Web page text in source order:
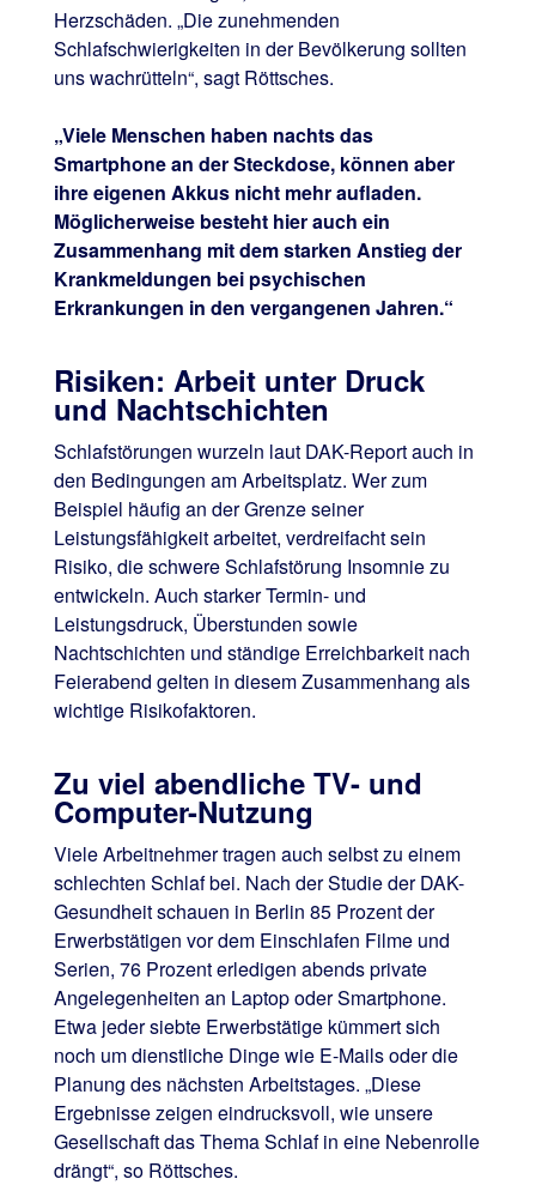
Herzschäden. „Die zunehmenden
Schlafschwierigkeiten in der Bevölkerung sollten
uns wachrütteln“, sagt Röttsches.
„Viele Menschen haben nachts das
Smartphone an der Steckdose, können aber
ihre eigenen Akkus nicht mehr aufladen.
Möglicherweise besteht hier auch ein
Zusammenhang mit dem starken Anstieg der
Krankmeldungen bei psychischen
Erkrankungen in den vergangenen Jahren.“
Risiken: Arbeit unter Druck
und Nachtschichten
Schlafstörungen wurzeln laut DAK-Report auch in
den Bedingungen am Arbeitsplatz. Wer zum
Beispiel häufig an der Grenze seiner
Leistungsfähigkeit arbeitet, verdreifacht sein
Risiko, die schwere Schlafstörung Insomnie zu
entwickeln. Auch starker Termin- und
Leistungsdruck, Überstunden sowie
Nachtschichten und ständige Erreichbarkeit nach
Feierabend gelten in diesem Zusammenhang als
wichtige Risikofaktoren.
Zu viel abendliche TV- und
Computer-Nutzung
Viele Arbeitnehmer tragen auch selbst zu einem
schlechten Schlaf bei. Nach der Studie der DAK-
Gesundheit schauen in Berlin 85 Prozent der
Erwerbstätigen vor dem Einschlafen Filme und
Serien, 76 Prozent erledigen abends private
Angelegenheiten an Laptop oder Smartphone.
Etwa jeder siebte Erwerbstätige kümmert sich
noch um dienstliche Dinge wie E-Mails oder die
Planung des nächsten Arbeitstages. „Diese
Ergebnisse zeigen eindrucksvoll, wie unsere
Gesellschaft das Thema Schlaf in eine Nebenrolle
drängt“, so Röttsches.